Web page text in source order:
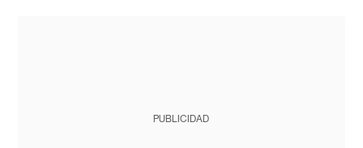
PUBLICIDAD